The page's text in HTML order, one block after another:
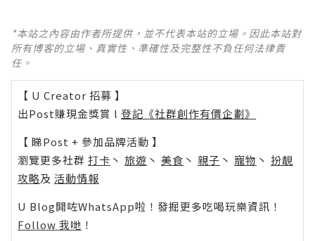
*本站之內容由作者所提供，並不代表本站的立場。因此本站對
所有博客的立場、真實性、準確性及完整性不負任何法律責
任。
【 U Creator 招募 】
出Post賺現金獎賞 l 登記《社群創作有價企劃》
【 睇Post + 參加品牌活動 】
瀏覽更多社群 打卡 丶 旅遊 丶 美食 丶 親子 丶 寵物 丶 扮靚
攻略及 活動情報
U Blog開咗WhatsApp啦！發掘更多吃喝玩樂資訊！
Follow 我哋 ！